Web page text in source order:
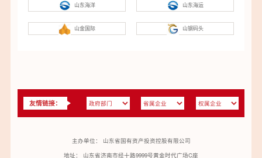
山东海洋 山东海运
山金国际 山钢码头
友情链接：
主办单位： 山东省国有资产投资控股有限公司
地址： 山东省济南市经十路9999号黄金时代广场C座